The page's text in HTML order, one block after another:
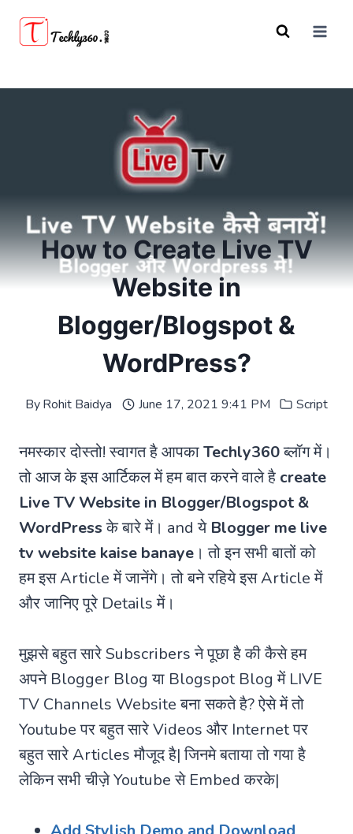
How to Create Live TV
Website in
Blogger/Blogspot &
WordPress?
ByRohit Baidya June 17, 2021 9:41 PM Script
नमस्कार दोस्तो! स्वागत है आपकाTechly360ब्लॉग में।
तो आज के इस आर्टिकल में हम बात करने वाले है create
Live TV Website in Blogger/Blogspot &
WordPressके बारे में। and ये Blogger me live
tv website kaise banaye । तो इन सभी बातों को
हम इस Article में जानेंगे। तो बने रहिये इस Article में
और जानिए पूरे Details में।
मुझसे बहुत सारे Subscribers ने पूछा है की कैसे हम
अपने Blogger Blog या Blogspot Blog में LIVE
TV Channels Website बना सकते है? ऐसे में तो
Youtube पर बहुत सारे Videos और Internet पर
बहुत सारे Articles मौजूद है| जिनमे बताया तो गया है
लेकिन सभी चीज़े Youtube से Embed करके|